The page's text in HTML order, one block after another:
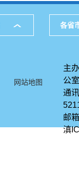
各省
网站地图
主
公室
通
邮
滇